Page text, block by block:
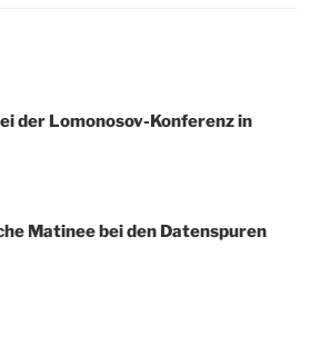
der Lomonosov-Konferenz in
Matinee bei den Datenspuren